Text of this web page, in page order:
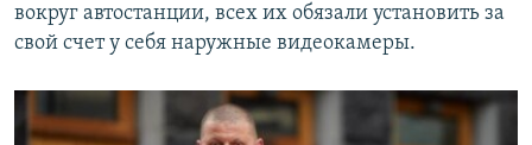
вокруг автостанции, всех их обязали установить за
свой счет у себя наружные видеокамеры.